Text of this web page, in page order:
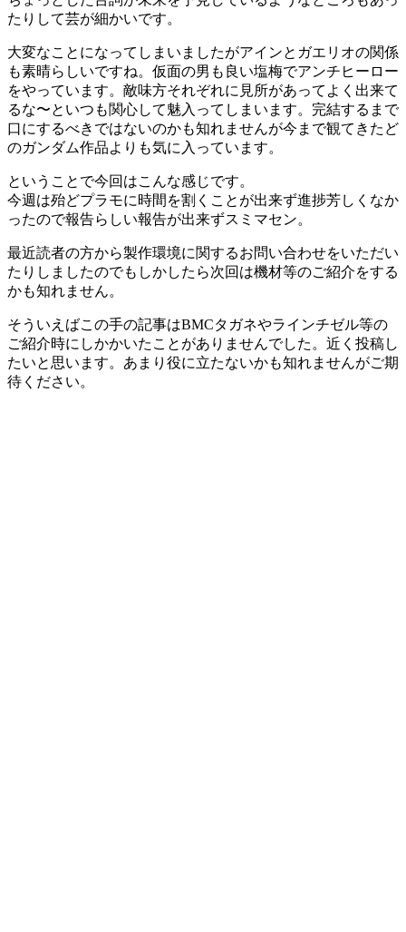
たりして芸が細かいです。
大変なことになってしまいましたがアインとガエリオの関係
も素晴らしいですね。仮面の男も良い塩梅でアンチヒーロー
をやっています。敵味方それぞれに見所があってよく出来て
るな〜といつも関心して魅入ってしまいます。完結するまで
口にするべきではないのかも知れませんが今まで観てきたど
のガンダム作品よりも気に入っています。
ということで今回はこんな感じです。
今週は殆どプラモに時間を割くことが出来ず進捗芳しくなか
ったので報告らしい報告が出来ずスミマセン。
最近読者の方から製作環境に関するお問い合わせをいただい
たりしましたのでもしかしたら次回は機材等のご紹介をする
かも知れません。
そういえばこの手の記事はBMCタガネやラインチゼル等の
ご紹介時にしかかいたことがありませんでした。近く投稿し
たいと思います。あまり役に立たないかも知れませんがご期
待ください。